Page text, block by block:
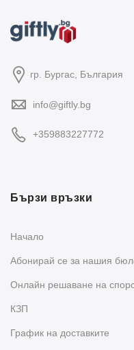
гр. Бургас, България
info@giftly.bg
+359883227772
Бързи връзки
Начало
Абонирай се за нашия
Oнлайн решаване на
КЗП
График на доставките